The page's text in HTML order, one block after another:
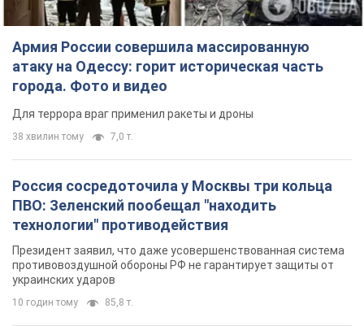
Армия России совершила массированную
атаку на Одессу: горит историческая часть
города. Фото и видео
Для террора враг применил ракеты и дроны
38 хвилин тому 7,0 т.
Россия сосредоточила у Москвы три кольца
ПВО: Зеленский пообещал "находить
технологии" противодействия
Президент заявил, что даже усовершенствованная система
противовоздушной обороны РФ не гарантирует защиты от
украинских ударов
10 годин тому 85,8 т.